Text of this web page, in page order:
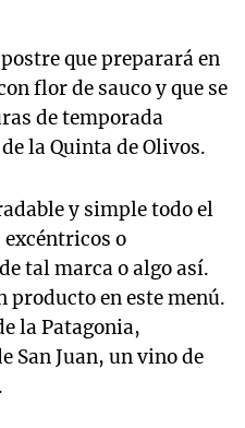
que preparará en
flor de sauco y que se
de temporada
la Quinta de Olivos.
y simple todo el
excéntricos o
tal marca o algo así.
producto en este menú.
la Patagonia,
San Juan, un vino de